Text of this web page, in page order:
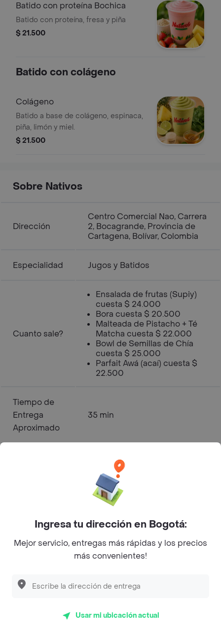
Batido con proteína Bochica
Batido con proteína, fresa y piña
$ 21.500
Batido con colágeno
Colágeno
Batido a base de colágeno, espinaca,
piña, limón y miel.
$ 21.500
Sobre Nativos
Dirección
Centro Comercial Nao, Carrera
2, Bocagrande, Provincia de
Cartagena, Bolívar, Colombia
Especialidad Jugos y Batidos
Cuanto sale?
Ensalada de frutas (Supiy)
cuesta $ 24.000
Bora cuesta $ 20.500
Malteada de Pistacho + Té
Matcha cuesta $ 22.000
Bowl de Semillas de Chía
cuesta $ 25.000
Parfait Awá (acaí) cuesta $
22.500
Tiempo de
Entrega
Aproximado
35 min
11:00:00
18:30:00
Nativos - UCG1 Menú a
Domicilio
Ingresa tu dirección en Bogotá:
Mejor servicio, entregas más rápidas y los precios
más convenientes!
Usar mi ubicación actual